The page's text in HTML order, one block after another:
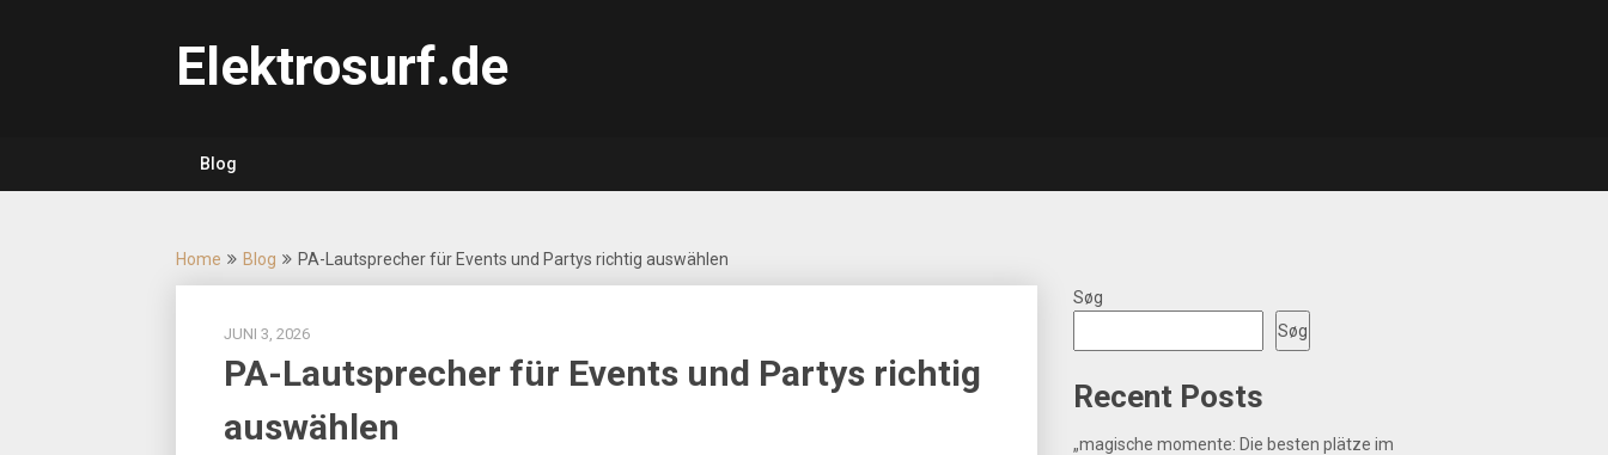
Elektrosurf.de
Blog
Home Blog PA-Lautsprecher für Events und Partys richtig auswählen
JUNI 3, 2026
PA-Lautsprecher für Events und Partys richtig
auswählen
Søg
Søg
Recent Posts
„magische momente: Die besten plätze im